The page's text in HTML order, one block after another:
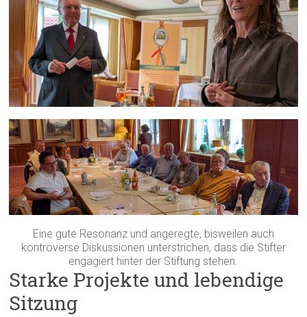
Eine gute Resonanz und angeregte, bisweilen auch
kontroverse Diskussionen unterstrichen, dass die Stifter
engagiert hinter der Stiftung stehen.
Starke Projekte und lebendige
Sitzung